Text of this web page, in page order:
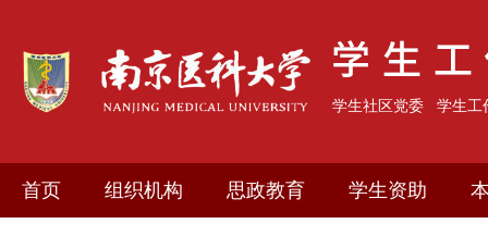
学生社区党委 学生工
首页 组织机构 思政教育 学生资助